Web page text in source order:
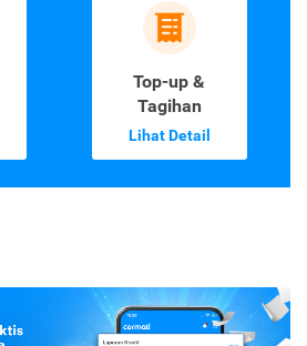
Top-up &
Tagihan
Lihat Detail